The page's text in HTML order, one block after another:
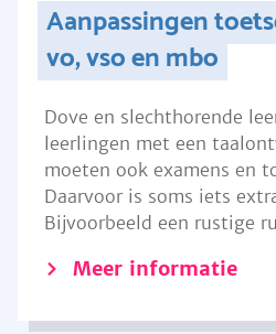
Aanpassingen
vo, vso en mbo
Dove en slechthorende
leerlingen met een
moeten ook examens en
Daarvoor is soms iets
Bijvoorbeeld een rustige
Meer informatie